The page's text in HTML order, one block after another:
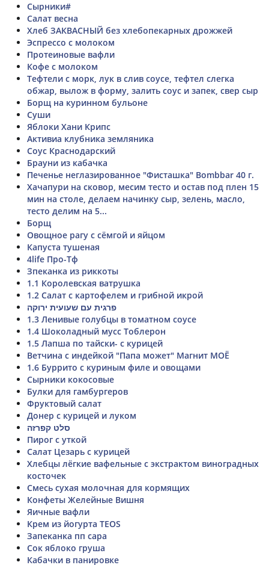
Сырники#
Салат весна
Хлеб ЗАКВАСНЫЙ без хлебопекарных дрожжей
Эспрессо с молоком
Протеиновые вафли
Кофе с молоком
Тефтели с морк, лук в слив соусе, тефтел слегка
обжар, вылож в форму, залить соус и запек, свер сыр
Борщ на куринном бульоне
Суши
Яблоки Хани Крипс
Активиа клубника земляника
Соус Краснодарский
Брауни из кабачка
Печенье неглазированное "Фисташка" Bombbar 40 г.
Хачапури на сковор, месим тесто и остав под плен 15
мин на столе, делаем начинку сыр, зелень, масло,
тесто делим на 5...
Борщ
Овощное рагу с сёмгой и яйцом
Капуста тушеная
4life Про-Тф
Зпеканка из риккоты
1.1 Королевская ватрушка
1.2 Салат с картофелем и грибной икрой
פרגית עם שעועית ירוקה
1.3 Ленивые голубцы в томатном соусе
1.4 Шоколадный мусс Тоблерон
1.5 Лапша по тайски- с курицей
Ветчина с индейкой "Папа может" Магнит МОЁ
1.6 Буррито с куриным филе и овощами
Сырники кокосовые
Булки для гамбургеров
Фруктовый салат
Донер с курицей и луком
סלט קפרזה
Пирог с уткой
Салат Цезарь с курицей
Хлебцы лёгкие вафельные с экстрактом виноградных
косточек
Смесь сухая молочная для кормящих
Конфеты Желейные Вишня
Яичные вафли
Крем из йогурта TEOS
Запеканка пп сара
Сок яблоко груша
Кабачки в панировке